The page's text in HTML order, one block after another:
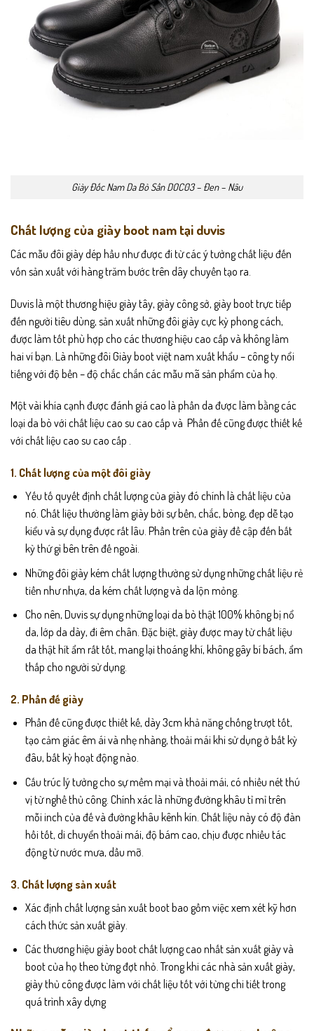
Giày Đốc Nam Da Bò Sần DOC03 – Đen – Nâu
Chất lượng của giày boot nam tại duvis
Các mẫu đôi giày dép hầu như được đi từ các ý tưởng chất liệu đến
vốn sản xuất với hàng trăm bước trên dây chuyền tạo ra.
Duvis là một thương hiệu giày tây, giày công sở, giày boot trực tiếp
đến người tiêu dùng, sản xuất những đôi giày cực kỳ phong cách,
được làm tốt phù hợp cho các thương hiệu cao cấp và không làm
hai ví bạn. Là những đôi Giày boot việt nam xuất khẩu – công ty nổi
tiếngvới độ bền – độ chắc chắn các mẫu mã sản phẩm của họ.
Một vài khía cạnh được đánh giá cao là phần da được làm bằng các
loại da bò với chất liệu cao su cao cấp và Phần đế cũng được thiết kế
với chất liệu cao su cao cấp .
1. Chất lượng của một đôi giày
Yếu tố quyết định chất lượng của giày đó chính là chất liệu của
nó. Chất liệu thường làm giày bởi sự bền, chắc, bòng, đẹp dễ tạo
kiểu và sự dụng được rất lâu. Phần trên của giày đề cập đến bất
kỳ thứ gì bên trên đế ngoài.
Những đôi giày kém chất lượng thường sử dụng những chất liệu rẻ
tiền như nhựa, da kém chất lượng và da lộn mỏng.
Cho nên, Duvis sự dụng những loại da bò thật 100% không bị nổ
da, lớp da dày, đi êm chân. Đặc biệt, giày được may từ chất liệu
da thật hít ẩm rất tốt, mang lại thoáng khí, không gây bí bách, ẩm
thấp cho người sử dụng.
2. Phần đế giày
Phần đế cũng được thiết kế, dày 3cm khả năng chống trượt tốt,
tạo cảm giác êm ái và nhẹ nhàng, thoải mái khi sử dụng ở bất kỳ
đâu, bất kỳ hoạt động nào.
Cấu trúc lý tưởng cho sự mềm mại và thoải mái, có nhiều nét thú
vị từ nghề thủ công. Chính xác là những đường khâu tỉ mỉ trên
mỗi inch của đế và đường khâu kênh kín. Chất liệu này có độ đàn
hồi tốt, di chuyển thoải mái, độ bám cao, chịu được nhiều tác
động từ nước mưa, dầu mỡ.
3. Chất lượng sản xuất
Xác định chất lượng sản xuất boot bao gồm việc xem xét kỹ hơn
cách thức sản xuất giày.
Các thương hiệu giày boot chất lượng cao nhất sản xuất giày và
boot của họ theo từng đợt nhỏ. Trong khi các nhà sản xuất giày,
giày thủ công được làm với chất liệu tốt với từng chi tiết trong
quá trình xây dựng